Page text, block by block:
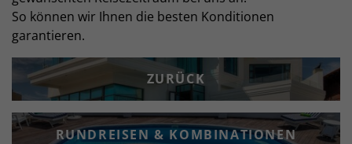
So können wir Ihnen die besten Konditionen
garantieren.
ZURÜCK
RUNDREISEN & KOMBINATIONEN